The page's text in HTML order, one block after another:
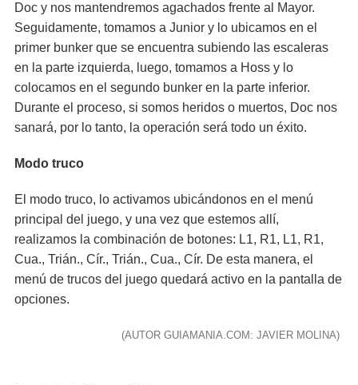
Doc y nos mantendremos agachados frente al Mayor.
Seguidamente, tomamos a Junior y lo ubicamos en el
primer bunker que se encuentra subiendo las escaleras
en la parte izquierda, luego, tomamos a Hoss y lo
colocamos en el segundo bunker en la parte inferior.
Durante el proceso, si somos heridos o muertos, Doc nos
sanará, por lo tanto, la operación será todo un éxito.
Modo truco
El modo truco, lo activamos ubicándonos en el menú
principal del juego, y una vez que estemos allí,
realizamos la combinación de botones: L1, R1, L1, R1,
Cua., Trián., Cír., Trián., Cua., Cír. De esta manera, el
menú de trucos del juego quedará activo en la pantalla de
opciones.
(AUTOR GUIAMANIA.COM: JAVIER MOLINA)